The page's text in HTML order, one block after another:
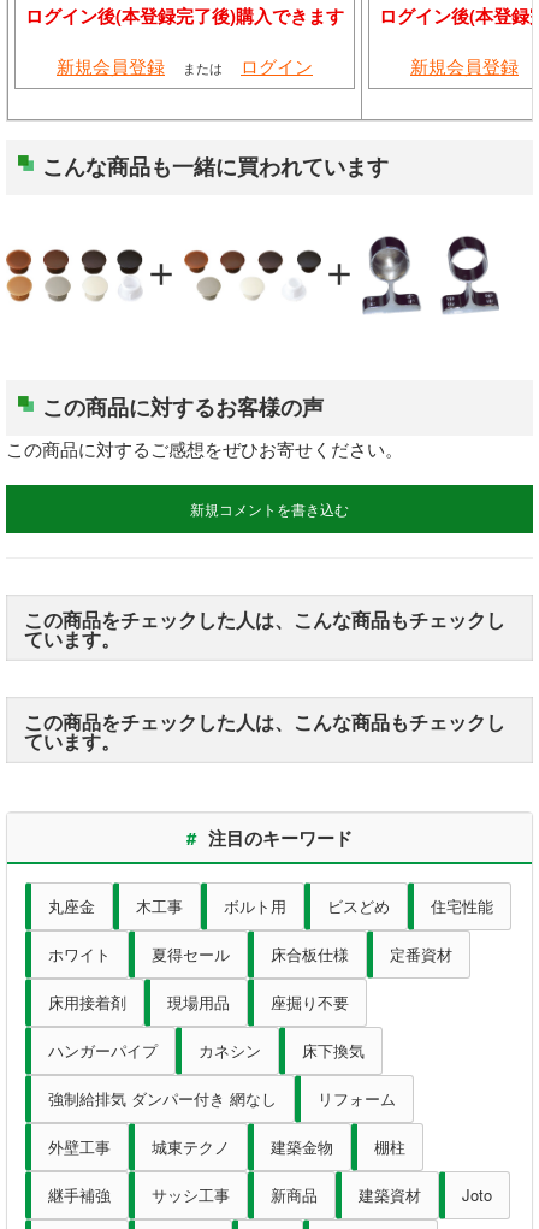
アルミ型材
外構部材
表札
現場用品
充電工具
エアー工具
電動工具アクセサリ
測定・検査
作業工具
作業用品
ホーム
初めての方へ
会社案内
お支払い方法
ログイン後(本登録完了後)購入できます
新規会員登録 または ログイン
ログイン後(本登録
新規会員登録
こんな商品も一緒に買われています
add add
この商品に対するお客様の声
この商品に対するご感想をぜひお寄せください。
新規コメントを書き込む
この商品をチェックした人は、こんな商品もチェックし
ています。
この商品をチェックした人は、こんな商品もチェックし
ています。
# 注目のキーワード
丸座金 木工事 ボルト用 ビスどめ 住宅性能
ホワイト 夏得セール 床合板仕様 定番資材
床用接着剤 現場用品 座掘り不要
ハンガーパイプ カネシン 床下換気
強制給排気 ダンパー付き 網なし リフォーム
外壁工事 城東テクノ 建築金物 棚柱
継手補強 サッシ工事 新商品 建築資材 Joto